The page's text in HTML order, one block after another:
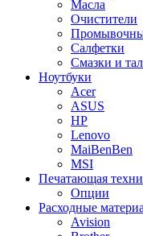
Масла
Очистители
Салфетки
Смазки и
Ноутбуки
Acer
ASUS
HP
Lenovo
MaiBenBen
MSI
Печатающая
Опции
Расходные
Avision